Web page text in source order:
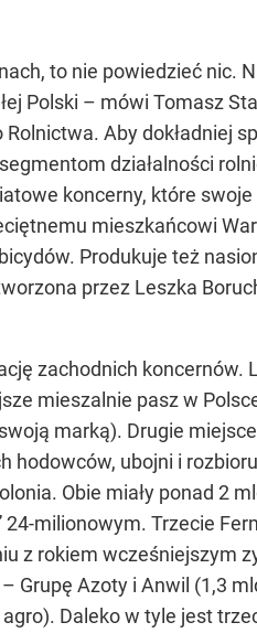
to nie powiedzieć nic.
Polski – mówi Tomasz
Aby dokładniej
działalności
koncerny, które
mieszkańcowi
Produkuje też
przez Leszka
zachodnich koncernów.
mieszalnie pasz w
marką). Drugie
hodowców, ubojni i
Obie miały ponad 2
milionowym. Trzecie
z rokiem wcześniejszym
Azoty i Anwil (1,3
Daleko w tyle jest